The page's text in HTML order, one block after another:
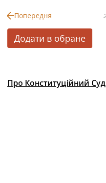
Попередня
Додати в обране
Про Конституційний